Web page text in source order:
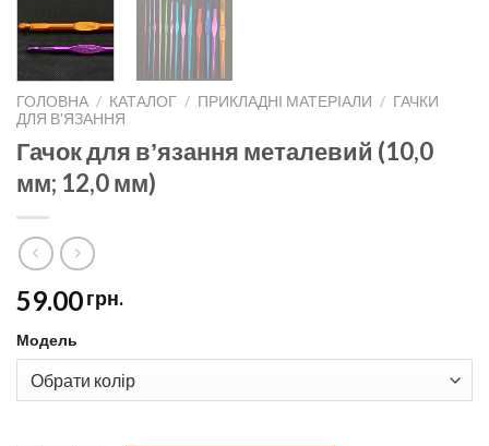
ГОЛОВНА / КАТАЛОГ / ПРИКЛАДНІ МАТЕРІАЛИ / ГАЧКИ
ДЛЯ В'ЯЗАННЯ
Гачок для вʼязання металевий (10,0
мм; 12,0 мм)
59.00грн.
Модель